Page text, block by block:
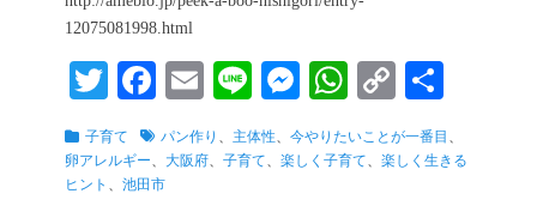
12075081998.html
T
wi
tte
r
Fa
bo
ok
E
ail
Li
ne
M
se
W
ts
C
op
y
カ
テ
ゴ
子育て
タ
グ
パン作り 、 主体性、 今やりたいことが一番目 、
卵アレルギー、 大阪府、 子育て、 楽しく子育て、 楽しく生きる
ヒント 、 池田市